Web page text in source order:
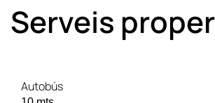
Serveis
Autobús